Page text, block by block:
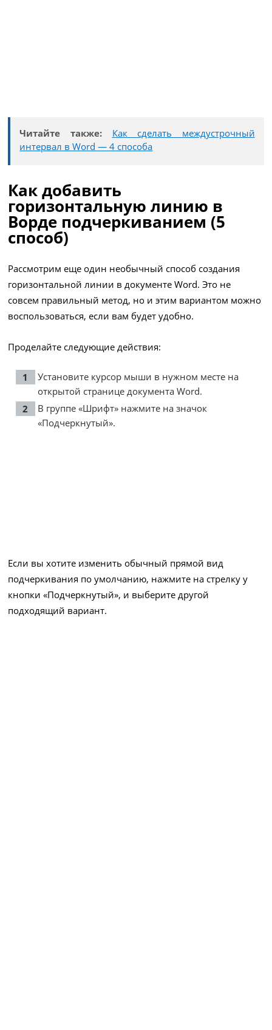
Читайте также:
Как сделать междустрочный
интервал в Word — 4 способа
Как добавить
горизонтальную линию в
Ворде подчеркиванием (5
способ)
Рассмотрим еще один необычный способ создания
горизонтальной линии в документе Word. Это не
совсем правильный метод, но и этим вариантом можно
воспользоваться, если вам будет удобно.
Проделайте следующие действия:
Установите курсор мыши в нужном месте на
открытой странице документа Word.
В группе «Шрифт» нажмите на значок
«Подчеркнутый».
Если вы хотите изменить обычный прямой вид
подчеркивания по умолчанию, нажмите на стрелку у
кнопки «Подчеркнутый», и выберите другой
подходящий вариант.